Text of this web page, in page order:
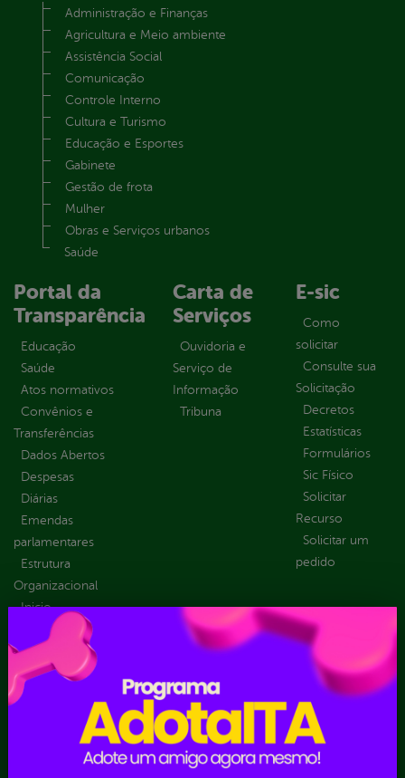
Administração e Finanças
Agricultura e Meio ambiente
Assistência Social
Comunicação
Controle Interno
Cultura e Turismo
Educação e Esportes
Gabinete
Gestão de frota
Mulher
Obras e Serviços urbanos
Saúde
Portal da
Transparência
Educação
Saúde
Atos normativos
Convênios e
Transferências
Dados Abertos
Despesas
Diárias
Emendas
parlamentares
Estrutura
Organizacional
Inicio
LGPD e Governo
Digital
Licitações e
Contratos
Obras Públicas
Planejamento e
Prestação de Contas
Carta de
Serviços
Ouvidoria e
Serviço de
Informação
Tribuna
E-sic
Como
solicitar
Consulte sua
Solicitação
Decretos
Estatísticas
Formulários
Sic Físico
Solicitar
Recurso
Solicitar um
pedido